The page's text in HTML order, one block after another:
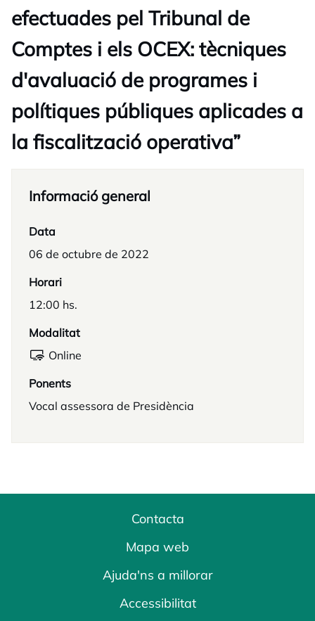
efectuades pel Tribunal de
Comptes i els OCEX: tècniques
d'avaluació de programes i
polítiques públiques aplicades a
la fiscalització operativa”
Informació general
Data
06 de octubre de 2022
Horari
12:00 hs.
Modalitat
Online
Ponents
Vocal assessora de Presidència
Contacta
Mapa web
Ajuda'ns a millorar
Accessibilitat